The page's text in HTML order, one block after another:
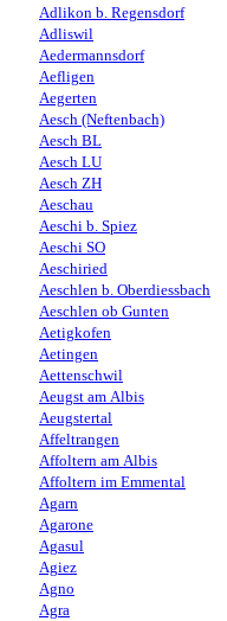
Adlikon b. Regensdorf
Adliswil
Aedermannsdorf
Aefligen
Aegerten
Aesch (Neftenbach)
Aesch BL
Aesch LU
Aesch ZH
Aeschau
Aeschi b. Spiez
Aeschi SO
Aeschiried
Aeschlen b. Oberdiessbach
Aeschlen ob Gunten
Aetigkofen
Aetingen
Aettenschwil
Aeugst am Albis
Aeugstertal
Affeltrangen
Affoltern am Albis
Affoltern im Emmental
Agarn
Agarone
Agasul
Agiez
Agno
Agra